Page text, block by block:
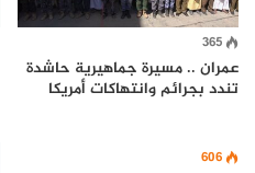
365
عمران .. مسيرة جماهيرية حاشدة
تندد بجرائم وانتهاكات أمريكا
606